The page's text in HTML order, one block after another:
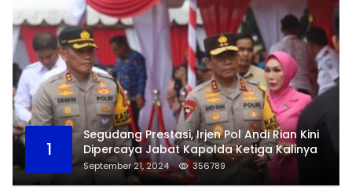
1
Segudang Prestasi, Irjen Pol Andi Rian Kini
Dipercaya Jabat Kapolda Ketiga Kalinya
September 21, 2024 356789